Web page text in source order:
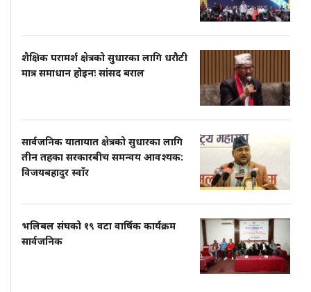
शैक्षिक परामर्श क्षेत्रको सुधारका लागि धरौटी
मात्र समाधान होइनः सांसद बराल
सार्वजनिक यातायात क्षेत्रको सुधारका लागि
तीन तहका सरकारबीच समन्वय आवश्यक:
विजयबहादुर स्वाँर
भलिबल संघको १९ वटा वार्षिक कार्यक्रम
सार्वजनिक